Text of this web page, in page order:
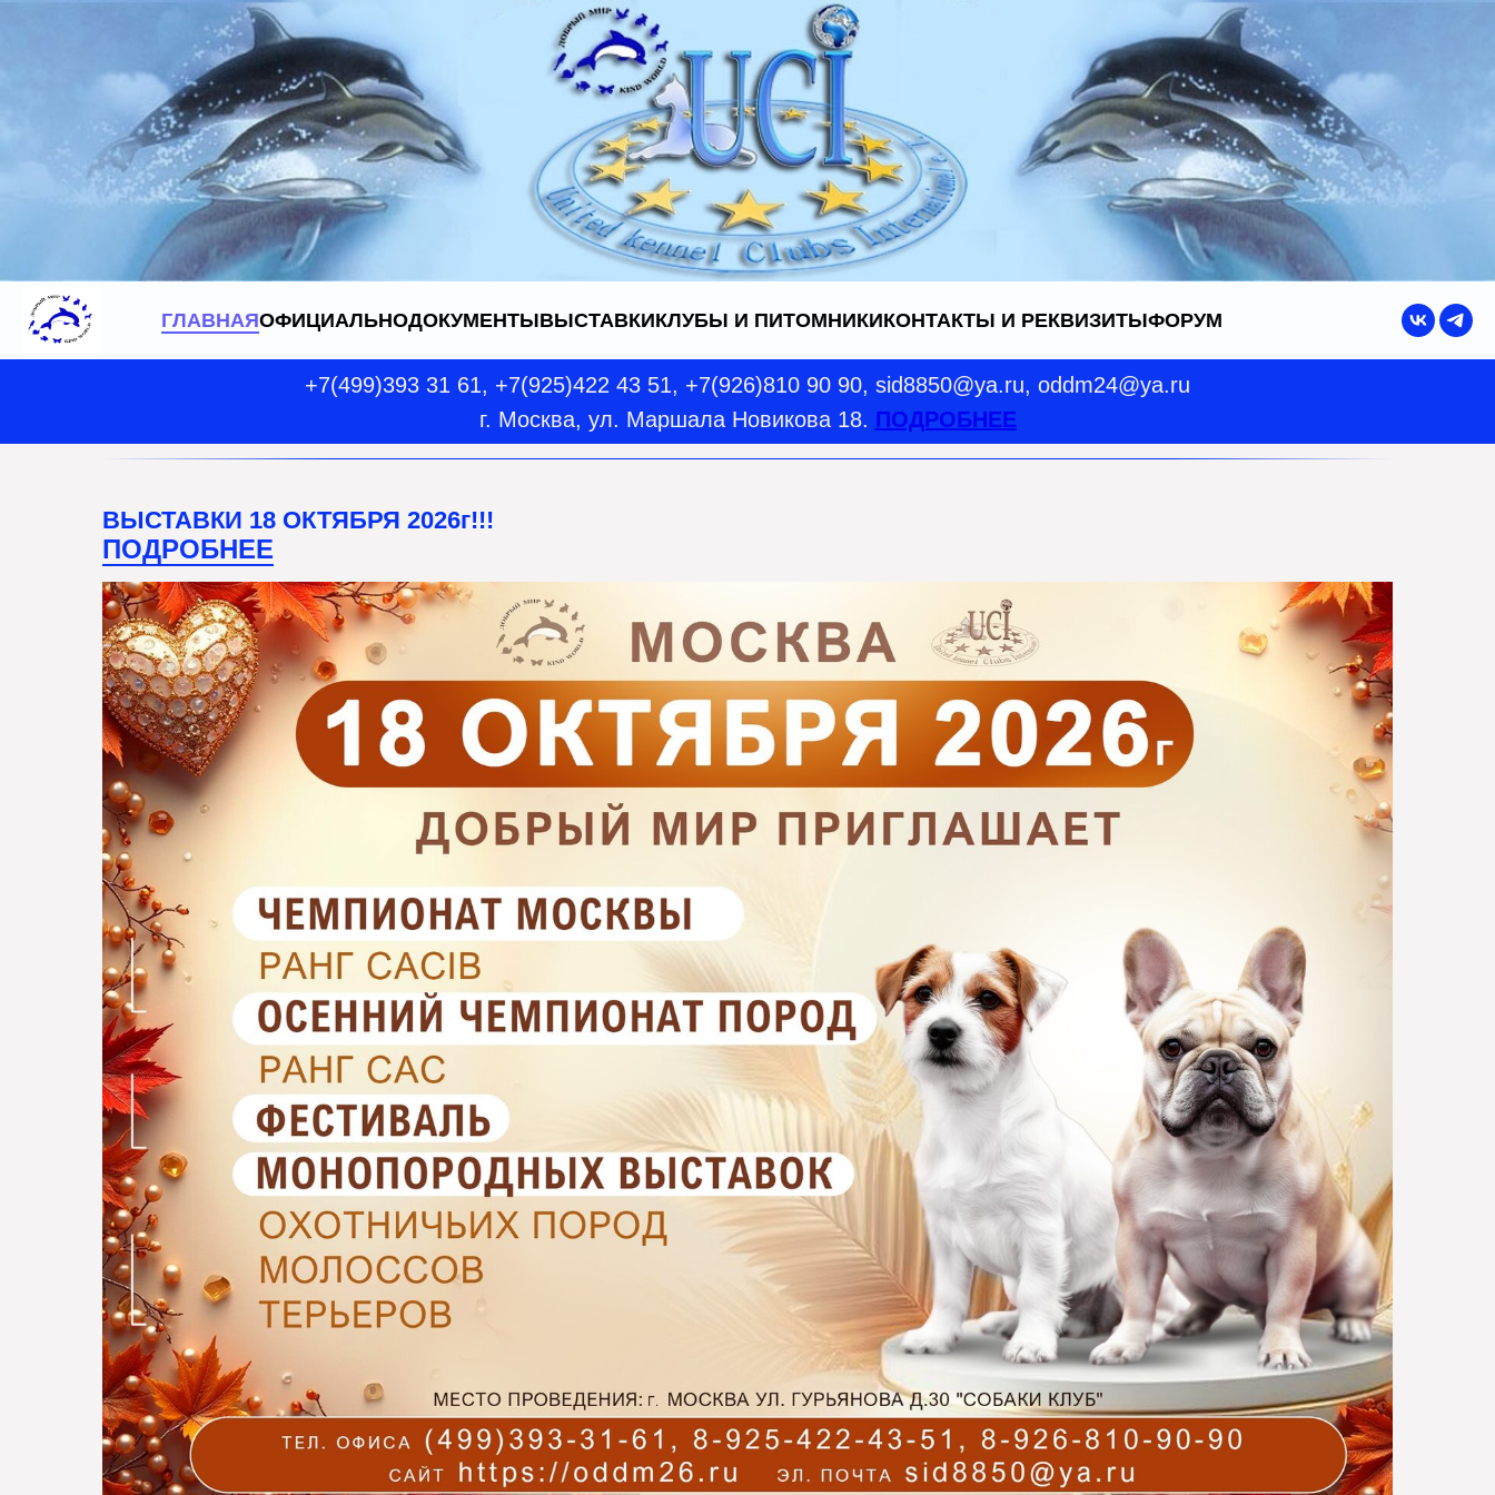
ГЛАВНАЯОФИЦИАЛЬНОДОКУМЕНТЫВЫСТАВКИКЛУБЫ И ПИТОМНИКИКОНТАКТЫ И РЕКВИЗИТЫФОРУМ
+7(499)393 31 61, +7(925)422 43 51, +7(926)810 90 90, sid8850@ya.ru, oddm24@ya.ru
г. Москва, ул. Маршала Новикова 18. ПОДРОБНЕЕ
ВЫСТАВКИ 18 ОКТЯБРЯ 2026г!!!
ПОДРОБНЕЕ